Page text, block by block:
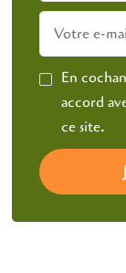
En
accord
ce site.